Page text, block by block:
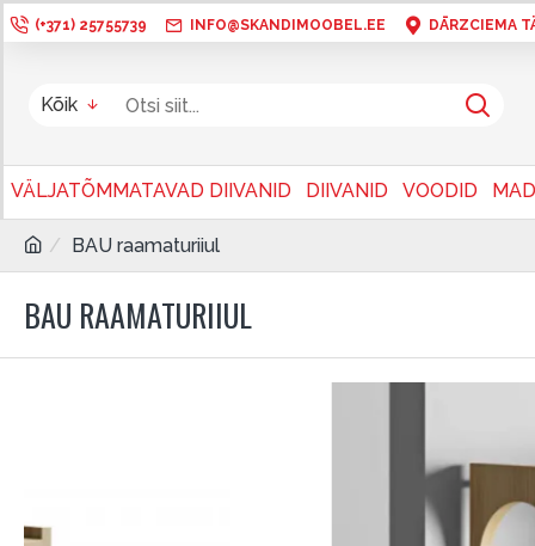
(+371) 25755739 INFO@SKANDIMOOBEL.EE DĀRZCIEMA
Kõik
VÄLJATÕMMATAVAD DIIVANID DIIVANID VOODID
BAU raamaturiiul
BAU RAAMATURIIUL